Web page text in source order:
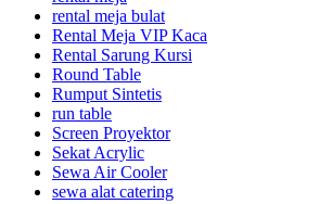
rental meja bulat
Rental Meja VIP Kaca
Rental Sarung Kursi
Round Table
Rumput Sintetis
run table
Screen Proyektor
Sekat Acrylic
Sewa Air Cooler
sewa alat catering